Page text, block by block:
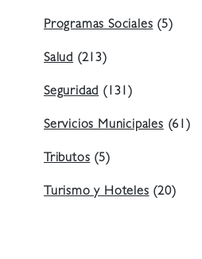
Programas Sociales(5)
Salud (213)
Seguridad(131)
Servicios Municipales(61)
Tributos(5)
Turismo y Hoteles(20)